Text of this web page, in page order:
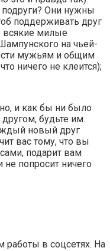
Они нужны
поддерживать друг
всякие милые
на чьей-
мужьям и общим
ничего не клеится);
и как бы ни было
будьте им.
новый друг
вас тому, что вы
подарит вам
не попросит ничего
работы в соцсетях. На